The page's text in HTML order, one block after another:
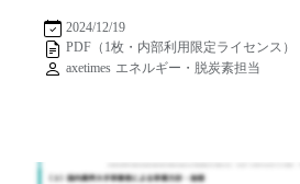
2024/12/19
PDF（1枚・内部利用限定ライセンス）
axetimes エネルギー・脱炭素担当